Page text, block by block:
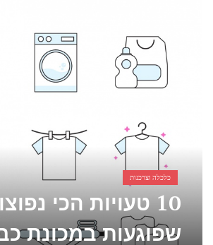
אשפוז פסיכיאטרי ביתי: הגישה הדיסקרטית שמשנה את
כלכלה וצרכנות
10 טעויות הכי
שפוגעות במכונת